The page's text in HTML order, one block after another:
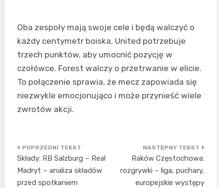
Oba zespoły mają swoje cele i będą walczyć o
każdy centymetr boiska. United potrzebuje
trzech punktów, aby umocnić pozycję w
czołówce. Forest walczy o przetrwanie w elicie.
To połączenie sprawia, że mecz zapowiada się
niezwykle emocjonująco i może przynieść wiele
zwrotów akcji.
Nawigacja
wpisu
Składy: RB Salzburg – Real
Madryt – analiza składów
przed spotkaniem
Raków Częstochowa:
rozgrywki – liga, puchary,
europejskie występy